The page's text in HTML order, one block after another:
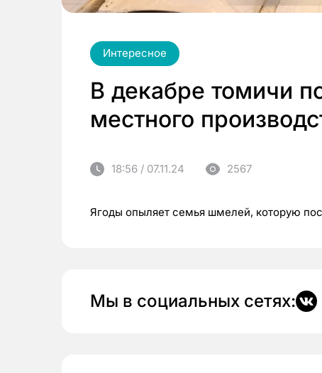
Интересное
В декабре томичи
местного
18:56 / 07.11.24 2567
Ягоды опыляет семья шмелей, которую
Мы в социальных сетях: